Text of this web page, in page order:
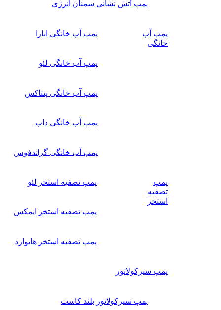
پمپ آتش نشانی سمنان انرژی
پمپ آب
خانگی
پمپ آب خانگی ابارا
پمپ آب خانگی لئو
پمپ آب خانگی پنتاکس
پمپ آب خانگی داب
پمپ آب خانگی گراندفوس
پمپ
تصفیه
استخر
پمپ تصفیه استخر لئو
پمپ تصفیه استخر ایمکس
پمپ تصفیه استخر هایوارد
پمپ سیرکولاتور
پمپ سیرکولاتور بلند کاست